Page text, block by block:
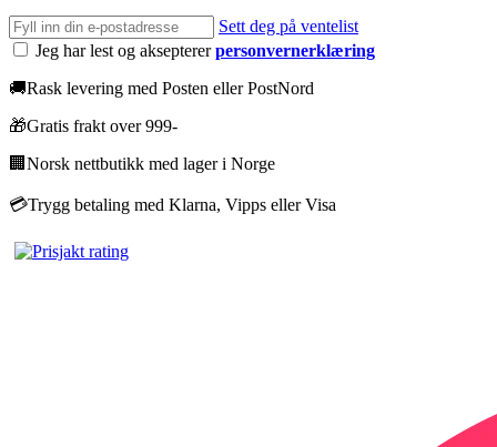
Sett deg på ventelist
Jeg har lest og akseptererpersonvernerklæring
🚚Rask levering med Posten eller PostNord
🎁Gratis frakt over 999-
🏢 Norsk nettbutikk med lager i Norge
💳Trygg betaling med Klarna, Vipps eller Visa